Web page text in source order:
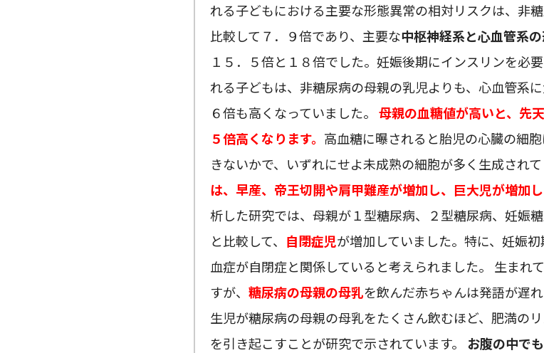
れる子どもにおける主要な形態異常の相対リスクは、非
比較して７．９倍であり、主要な中枢神経系と心血管系
１５．５倍と１８倍でした。妊娠後期にインスリンを必
れる子どもは、非糖尿病の母親の乳児よりも、心血管系
６倍も高くなっていました。 母親の血糖値が高いと、先
５倍高くなります。 高血糖に曝されると胎児の心臓の細
きないかで、いずれにせよ未成熟の細胞が多く生成されて
は、早産、帝王切開や肩甲難産が増加し、巨大児が増加し
析した研究では、母親が１型糖尿病、２型糖尿病、妊娠
と比較して、 自閉症児が増加していました。特に、妊娠
血症が自閉症と関係していると考えられました。 生まれ
すが、 糖尿病の母親の母乳を飲んだ赤ちゃんは発語が遅
生児が糖尿病の母親の母乳をたくさん飲むほど、肥満の
を引き起こすことが研究で示されています。 お腹の中で